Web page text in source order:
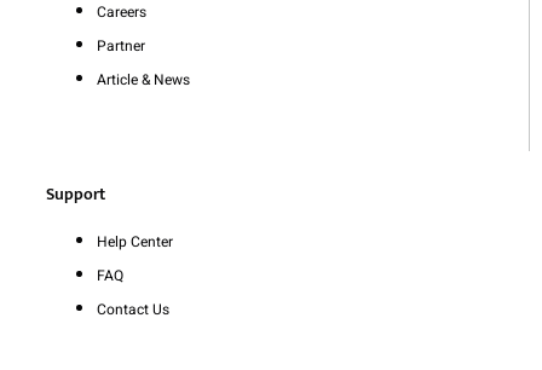
Careers
Partner
Article & News
Support
Help Center
FAQ
Contact Us